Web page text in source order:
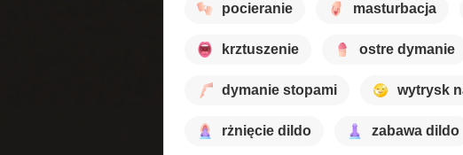
pocieranie masturbacja
krztuszenie ostre dymanie
dymanie stopami wytrysk
rżnięcie dildo zabawa dildo